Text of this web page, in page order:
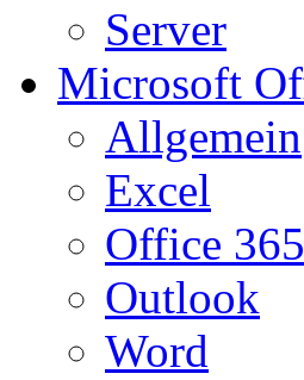
Server
Microsoft
Allgemein
Excel
Office 365
Outlook
Word